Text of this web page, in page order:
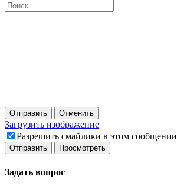
Отправить Отменить
Загрузить изображение
Разрешить смайлики в этом сообщении
Задать вопрос